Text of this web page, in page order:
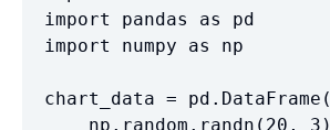
import pandas as pd
import numpy as np
chart_data = pd.DataFrame(